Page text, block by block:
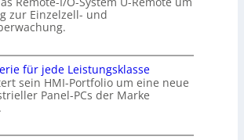
zur Einzelzell- und
für jede Leistungsklasse
sein HMI-Portfolio um eine neue
Panel-PCs der Marke